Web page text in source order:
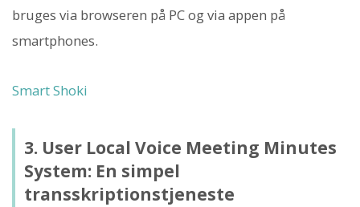
bruges via browseren på PC og via appen på
smartphones.
Smart Shoki
3. User Local Voice Meeting Minutes
System: En simpel
transskriptionstjeneste